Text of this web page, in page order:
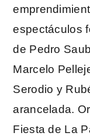
espectáculos
de Pedro
Marcelo
Serodio y
arancelada.
Fiesta de La